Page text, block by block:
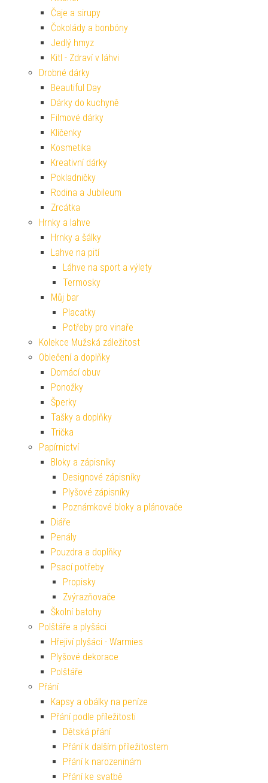
Čaje a sirupy
Čokolády a bonbóny
Jedlý hmyz
Kitl - Zdraví v láhvi
Drobné dárky
Beautiful Day
Dárky do kuchyně
Filmové dárky
Klíčenky
Kosmetika
Kreativní dárky
Pokladničky
Rodina a Jubileum
Zrcátka
Hrnky a lahve
Hrnky a šálky
Lahve na pití
Láhve na sport a výlety
Termosky
Můj bar
Placatky
Potřeby pro vinaře
Kolekce Mužská záležitost
Oblečení a doplňky
Domácí obuv
Ponožky
Šperky
Tašky a doplňky
Trička
Papírnictví
Bloky a zápisníky
Designové zápisníky
Plyšové zápisníky
Poznámkové bloky a plánovače
Diáře
Penály
Pouzdra a doplňky
Psací potřeby
Propisky
Zvýrazňovače
Školní batohy
Polštáře a plyšáci
Hřejiví plyšáci - Warmies
Plyšové dekorace
Polštáře
Přání
Kapsy a obálky na peníze
Přání podle příležitosti
Dětská přání
Přání k dalším příležitostem
Přání k narozeninám
Přání ke svatbě